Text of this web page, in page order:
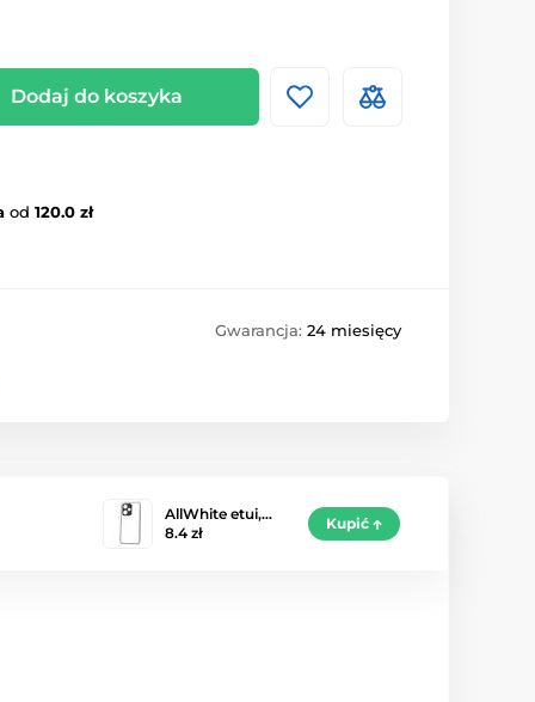
Dodaj do koszyka
od 120.0 zł
Gwarancja: 24 miesięcy
AllWhite etui,…
8.4 zł
Kupić